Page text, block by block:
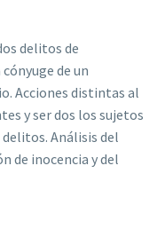
delitos de
de un
Acciones distintas al
y ser dos los sujetos
Análisis del
de inocencia y del